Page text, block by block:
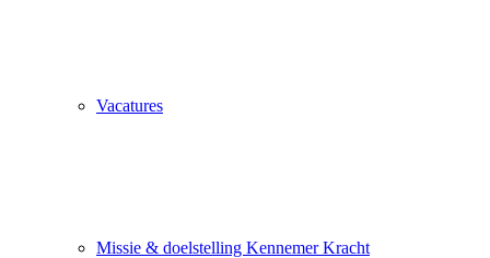
Vacatures
Missie & doelstelling Kennemer Kracht